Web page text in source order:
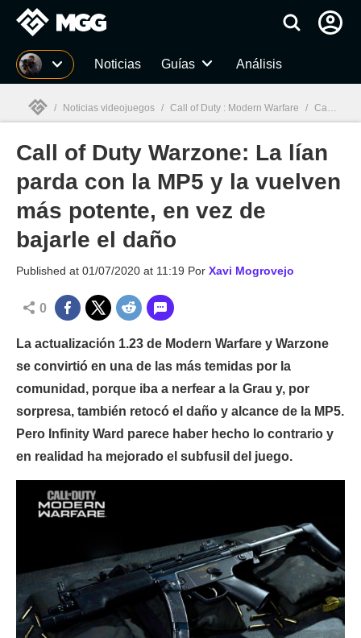
MGG Noticias Guías Análisis
MGG
/ Noticias videojuegos / Call of Duty : Modern Warfare / Call of Duty Warzone: La lían parda con la MP5 y la vuelven más potente, en vez de bajarle el daño
Call of Duty Warzone: La lían
parda con la MP5 y la vuelven
más potente, en vez de
bajarle el daño
Published at 01/07/2020 at 11:19 Por Xavi Mogrovejo
0
La actualización 1.23 de Modern Warfare y Warzone
se convirtió en una de las más temidas por la
comunidad, porque iba a nerfear a la Grau y, por
sorpresa, también retocó el daño y alcance de la MP5.
Pero Infinity Ward parece haber hecho lo contrario y
en realidad ha mejorado el subfusil del juego.